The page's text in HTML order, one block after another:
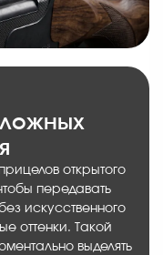
открытого
передавать
искусственного
оттенки. Такой
выделять